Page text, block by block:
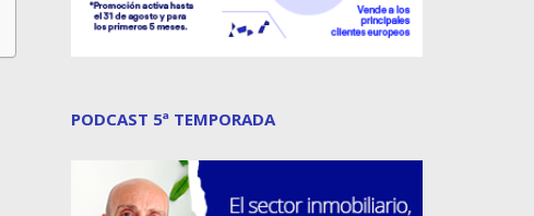
PODCAST 5ª TEMPORADA